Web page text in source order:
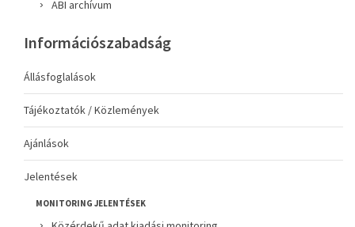
ABI archívum
Információszabadság
Állásfoglalások
Tájékoztatók / Közlemények
Ajánlások
Jelentések
MONITORING JELENTÉSEK